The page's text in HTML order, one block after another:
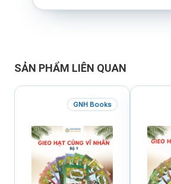
SẢN PHẨM LIÊN QUAN
GNH Books